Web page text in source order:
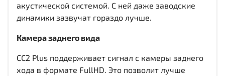
акустической системой. С ней даже заводские
динамики зазвучат гораздо лучше.
Камера заднего вида
CC2 Plus поддерживает сигнал с камеры заднего
хода в формате FullHD. Это позволит лучше